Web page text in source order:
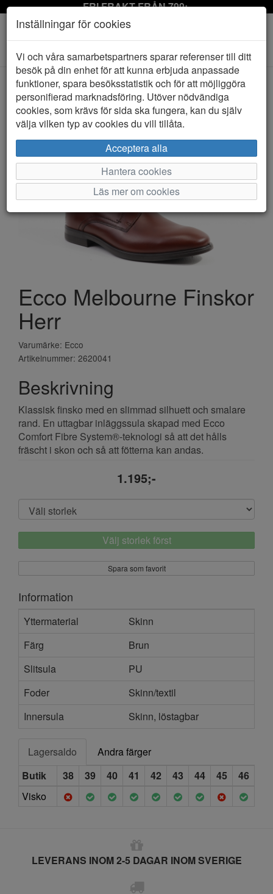
FRI FRAKT FRÅN 799:-
Toggle
navigation
HEM ECCO
Ecco Melbourne Finskor
Herr
Varumärke: Ecco
Artikelnummer: 2620041
Beskrivning
Klassisk finsko med en slimmad silhuett och smalare
rand. En uttagbar inläggssula skapad med Ecco
Comfort Fibre System®-teknologi så att det hålls
fräscht i skon och så att fötterna kan andas.
1.195;-
Välj storlek först
Spara som favorit
Information
Yttermaterial
Skinn
Färg
Brun
Slitsula
PU
Foder
Skinn/textil
Innersula
Skinn, löstagbar
Lagersaldo
Andra färger
Butik
38 39 40 41 42 43 44 45
46
Visko
LEVERANS INOM 2-5 DAGAR INOM SVERIGE
Inställningar för cookies
Vi och våra samarbetspartners sparar referenser till ditt
besök på din enhet för att kunna erbjuda anpassade
funktioner, spara besöksstatistik och för att möjliggöra
personifierad marknadsföring. Utöver nödvändiga
cookies, som krävs för sida ska fungera, kan du själv
välja vilken typ av cookies du vill tillåta.
Acceptera alla
Hantera cookies
Läs mer om cookies